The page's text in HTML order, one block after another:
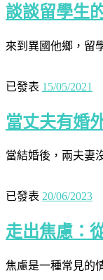
談談留學生
來到異國他鄉，留
已發表 15/05/2021
當丈夫有婚
當結婚後，兩夫妻
已發表 20/06/2023
走出焦慮：
焦慮是一種常見的